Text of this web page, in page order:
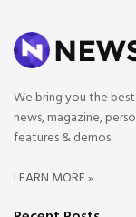
We bring you the
news, magazine,
features & demos.
LEARN MORE »